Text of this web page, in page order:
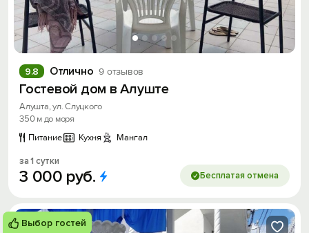
Отлично 9 отзывов
9.8
Гостевой дом в Алуште
Алушта, ул. Слуцкого
350 м до моря
Питание
Кухня Мангал
за 1 сутки
3 000 руб. Бесплатая отмена
Выбор гостей